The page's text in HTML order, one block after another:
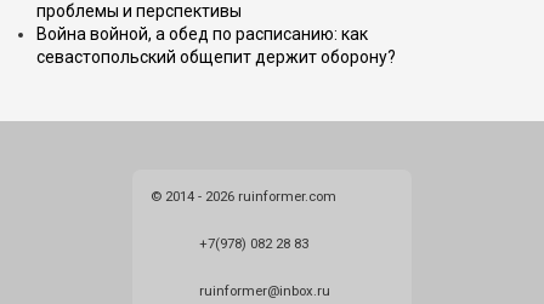
проблемы и перспективы
Война войной, а обед по расписанию: как
севастопольский общепит держит оборону?
© 2014 - 2026 ruinformer.com
+7(978) 082 28 83
ruinformer@inbox.ru